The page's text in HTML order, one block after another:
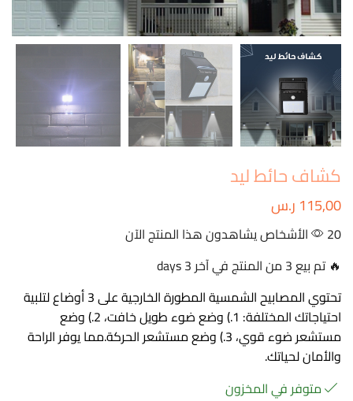
كشاف حائط ليد
115,00 ر.س
20 الأشخاص يشاهدون هذا المنتج الآن
🔥 تم بيع 3 من المنتج في آخر 3 days
تحتوي المصابيح الشمسية المطورة الخارجية على 3 أوضاع لتلبية
احتياجاتك المختلفة: 1.) وضع ضوء طويل خافت، 2.) وضع
مستشعر ضوء قوي، 3.) وضع مستشعر الحركة.مما يوفر الراحة
والأمان لحياتك.
متوفر في المخزون